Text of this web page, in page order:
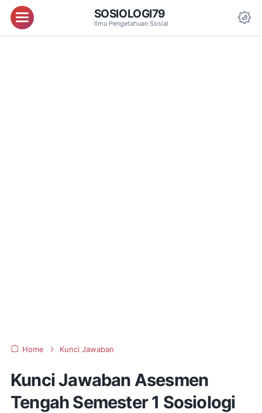
Menu SOSIOLOGI79
Ilmu Pengetahuan Sosial
Home Kunci Jawaban
Kunci Jawaban Asesmen
Tengah Semester 1 Sosiologi